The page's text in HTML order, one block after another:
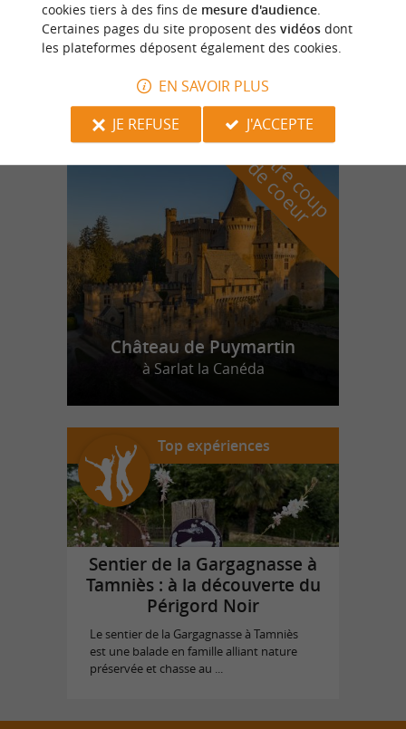
Martux Brewery - Bière Coulobre
n
o
t
r
e
c
o
u
p
d
e
c
o
e
u
r
Château de Puymartin
à Sarlat la Canéda
Top expériences
Sentier de la Gargagnasse à
Tamniès : à la découverte du
Périgord Noir
Le sentier de la Gargagnasse à Tamniès
est une balade en famille alliant nature
préservée et chasse au ...
cookies tiers à des fins de mesure d'audience.
Certaines pages du site proposent des vidéosdont
les plateformes déposent également des cookies.
EN SAVOIR PLUS
JE REFUSE
J'ACCEPTE